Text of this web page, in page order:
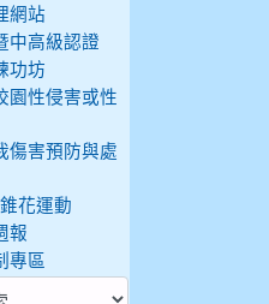
網站
中高級認證
功坊
園性侵害或性
傷害預防與處
花運動
報
專區